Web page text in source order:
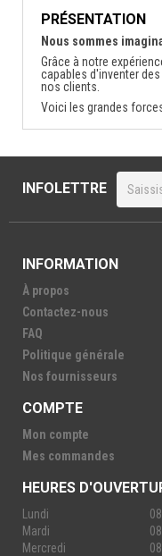
PRÉSENTATION
Nous sommes
Grâce à notre
capables d'inventer
nos clients.
Voici les grandes
INFOLETTRE
INFORMATION
À propos
Contactez-nous
FAQ
Politique générale
Nos fournisseurs
COMPTE
Mon compte
Mes commandes
HEURES
Lundi
Mardi
Mercredi